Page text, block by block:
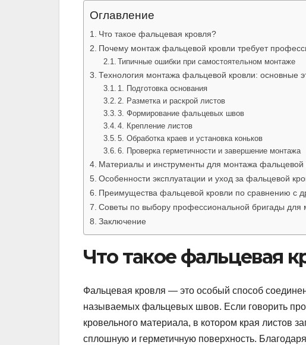
Оглавление
Что такое фальцевая кровля?
Почему монтаж фальцевой кровли требует
Типичные ошибки при самостоятельном монтаже
Технология монтажа фальцевой кровли: основные
1. Подготовка основания
2. Разметка и раскрой листов
3. Формирование фальцевых швов
4. Крепление листов
5. Обработка краев и установка коньков
6. Проверка герметичности и завершение монтажа
Материалы и инструменты для монтажа фальцевой
Особенности эксплуатации и уход за фальцевой
Преимущества фальцевой кровли по сравнению с
Советы по выбору профессиональной бригады для
Заключение
Что такое фальцевая
Фальцевая кровля — это особый способ
называемых фальцевых швов. Если говорить
кровельного материала, в котором края листов
сплошную и герметичную поверхность.